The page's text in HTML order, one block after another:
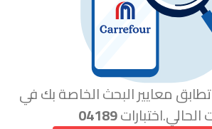
معايير البحث الخاصة بك في
04189